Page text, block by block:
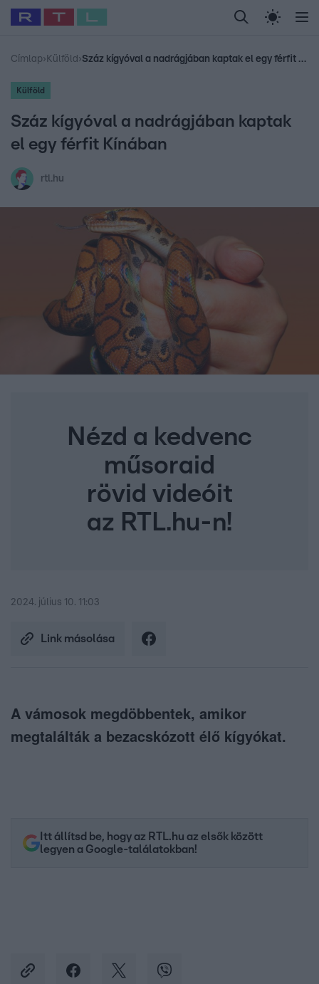
Legfrissebb RTL Híradó Randi Celeb vagyok,
Babits Marcella Most Wanted Gallusz
Címlap› Külföld › Száz kígyóval a nadrágjában kaptak el egy férfit Kínában
Külföld
Száz kígyóval a nadrágjában kaptak
el egy férfit Kínában
rtl.hu
Nézd a kedvenc
műsoraid
rövid videóit
az RTL.hu-n!
2024. július 10. 11:03
Link másolása
A vámosok megdöbbentek, amikor
megtalálták a bezacskózott élő kígyókat.
Itt állítsd be, hogy az RTL.hu az elsők között
legyen a Google-találatokban!